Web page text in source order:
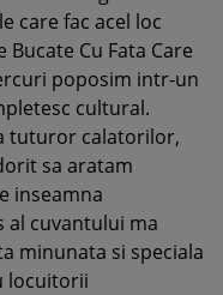
care fac acel loc
Cu Fata Care
poposim intr-un
cultural.
tuturor calatorilor,
sa aratam
inseamna
al cuvantului ma
minunata si speciala
locuitorii